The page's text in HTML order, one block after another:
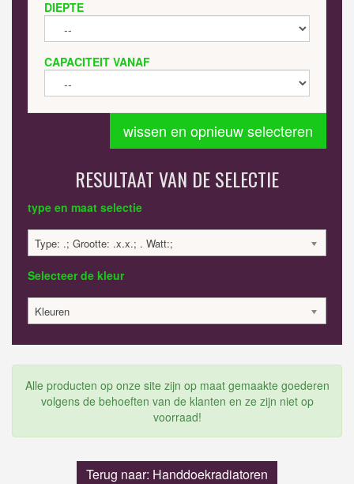
DIEPTE
CAPACITEIT VANAF
wissen en opnieuw selecteren
RESULTAAT VAN DE SELECTIE
type en maat selectie
Type: .; Grootte: .x.x.; . Watt:;
Selecteer de kleur
Kleuren
Alle producten op onze site zijn op maat gemaakte goederen
volgens de behoeften van de klanten en ze zijn niet op
voorraad!
Terug naar: Handdoekradiatoren